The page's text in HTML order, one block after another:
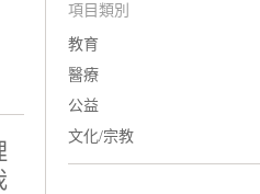
項目類別
教育
醫療
公益
文化/宗教